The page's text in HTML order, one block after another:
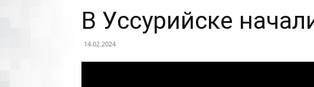
В Уссурийске
14.02.2024